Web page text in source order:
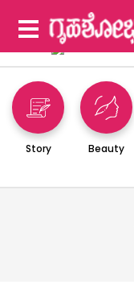
Story Beauty